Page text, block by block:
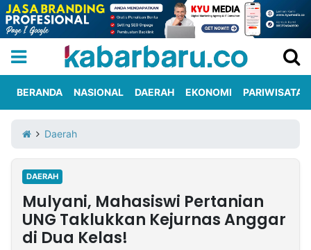
Iklan
Berita
Kami
Nasional
International
Olahraga
Entertainment
Daerah
Pariwisata
Kuliner
Kolom
BERANDA NASIONAL DAERAH EKONOMI PARIWISATA
Daerah
DAERAH
Mulyani, Mahasiswi Pertanian
UNG Taklukkan Kejurnas Anggar
di Dua Kelas!